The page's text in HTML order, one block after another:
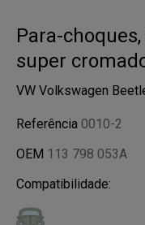
Para-
super
VW Volkswagen
Referência 0010-2
OEM 113 798 053A
Compatibilidade: